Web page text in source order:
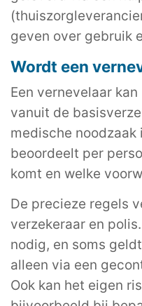
geven over gebruik
Wordt een
Een vernevelaar
vanuit de
medische noodzaak
beoordeelt per
komt en welke
De precieze regels
verzekeraar en
nodig, en soms
alleen via een
Ook kan het eigen